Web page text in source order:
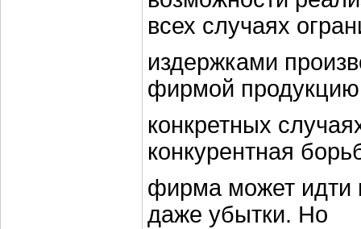
всех случаях
издержками
фирмой
конкретных
конкурентная
фирма может идти
даже убытки. Но